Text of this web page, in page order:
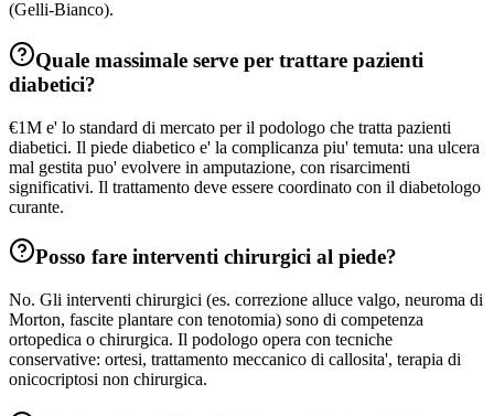
(Gelli-Bianco).
Quale massimale serve per trattare pazienti
diabetici?
€1M e' lo standard di mercato per il podologo che tratta pazienti
diabetici. Il piede diabetico e' la complicanza piu' temuta: una ulcera
mal gestita puo' evolvere in amputazione, con risarcimenti
significativi. Il trattamento deve essere coordinato con il diabetologo
curante.
Posso fare interventi chirurgici al piede?
No. Gli interventi chirurgici (es. correzione alluce valgo, neuroma di
Morton, fascite plantare con tenotomia) sono di competenza
ortopedica o chirurgica. Il podologo opera con tecniche
conservative: ortesi, trattamento meccanico di callosita', terapia di
onicocriptosi non chirurgica.